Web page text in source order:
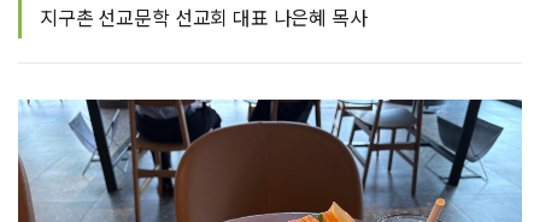
지구촌 선교문학 선교회 대표 나은혜 목사